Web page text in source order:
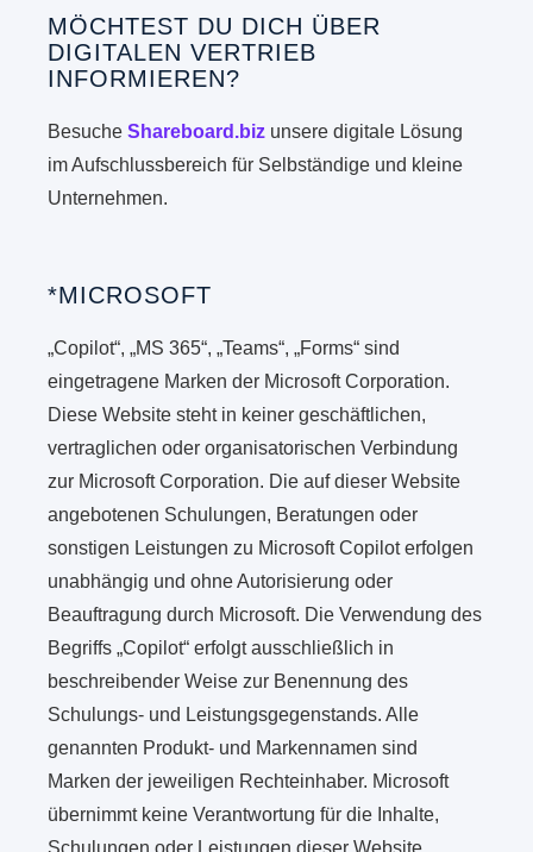
MÖCHTEST DU DICH ÜBER
DIGITALEN VERTRIEB
INFORMIEREN?
BesucheShareboard.biz unsere digitale Lösung
im Aufschlussbereich für Selbständige und kleine
Unternehmen.
*MICROSOFT
„Copilot“, „MS 365“, „Teams“, „Forms“ sind
eingetragene Marken der Microsoft Corporation.
Diese Website steht in keiner geschäftlichen,
vertraglichen oder organisatorischen Verbindung
zur Microsoft Corporation. Die auf dieser Website
angebotenen Schulungen, Beratungen oder
sonstigen Leistungen zu Microsoft Copilot erfolgen
unabhängig und ohne Autorisierung oder
Beauftragung durch Microsoft. Die Verwendung des
Begriffs „Copilot“ erfolgt ausschließlich in
beschreibender Weise zur Benennung des
Schulungs- und Leistungsgegenstands. Alle
genannten Produkt- und Markennamen sind
Marken der jeweiligen Rechteinhaber. Microsoft
übernimmt keine Verantwortung für die Inhalte,
Schulungen oder Leistungen dieser Website.